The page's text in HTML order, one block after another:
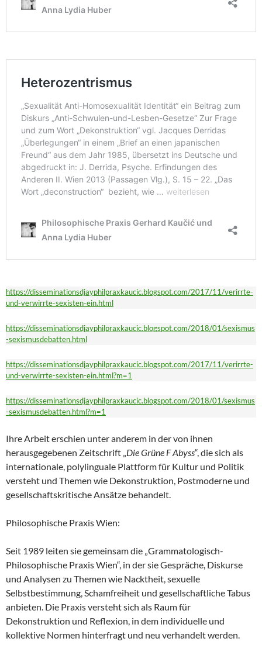
https://disseminationsdjayphilpraxkaucic.blogspot.com/2017/11/verirrte-
und-verwirrte-sexisten-ein.html
https://disseminationsdjayphilpraxkaucic.blogspot.com/2018/01/sexismus
-sexismusdebatten.html
https://disseminationsdjayphilpraxkaucic.blogspot.com/2017/11/verirrte-
und-verwirrte-sexisten-ein.html?m=1
https://disseminationsdjayphilpraxkaucic.blogspot.com/2018/01/sexismus
-sexismusdebatten.html?m=1
Ihre Arbeit erschien unter anderem in der von ihnen
herausgegebenen Zeitschrift „Die Grüne FAbyss“, die sich als
internationale, polylinguale Plattform für Kultur und Politik
versteht und Themen wie Dekonstruktion, Postmoderne und
gesellschaftskritische Ansätze behandelt.
Philosophische Praxis Wien:
Seit 1989 leiten sie gemeinsam die „Grammatologisch-
Philosophische Praxis Wien“, in der sie Gespräche, Diskurse
und Analysen zu Themen wie Nacktheit, sexuelle
Selbstbestimmung, Schamfreiheit und gesellschaftliche Tabus
anbieten. Die Praxis versteht sich als Raum für
Dekonstruktion und Reflexion, in dem individuelle und
kollektive Normen hinterfragt und neu verhandelt werden.